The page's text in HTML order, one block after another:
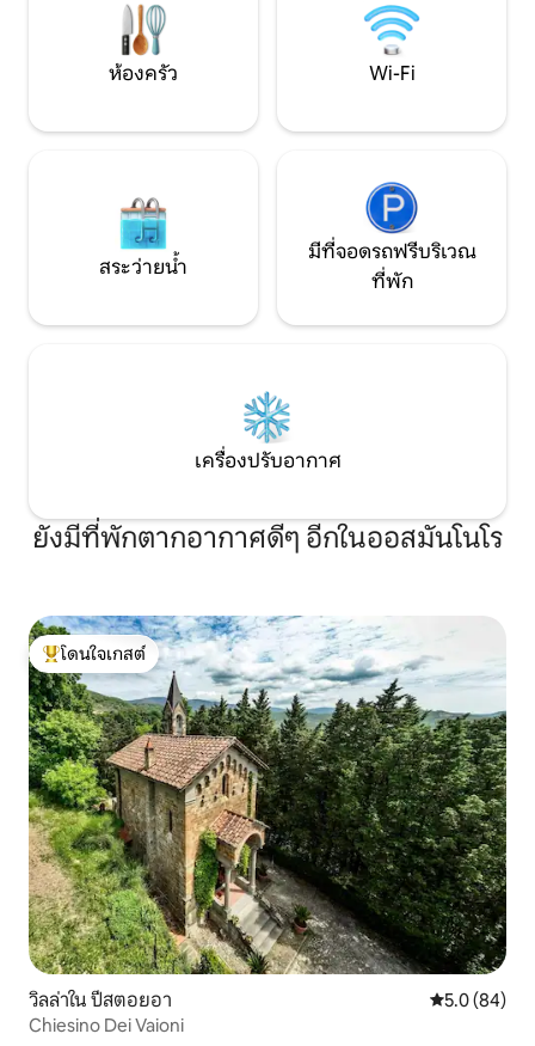
ด้วยรสนิยมที่พิเศษมากผสมผสานสไตล์ที่
แตกต่างกันในสถาปัตยกรรมและการ
ออกแบบ เป็นอพาร์ทเมนท์ 2 ชั้นที่ชั้น
สุดท้ายของอาคารกลางศตวรรษที่ 20 อยู่
ห้องนอน (ห้องสวีทและห้องนอนที่สอง)
อุตสาหกรรมที่แยกต่างหากในแก้วและ
เหล็กแบ่งออกจากห้องนอนคู่พร้อมระเบียง
และเตาผิง ห้องนอนที่สองมีตู้เสื้อผ้าขนาด
ใหญ่พร้อมกระจกโซฟาชั้นดีและเตียงแฝด
ผ่านบันไดหินอ่อนสีขาวที่สง่างามเรา
สามารถเข้าถึงห้องครัวบนดาดฟ้าใหม่ล่าสุด
เก่าแก่ของศูนย์ประวัติศาสตร์ อพาร์ทเมนท์
นี้สงวนไว้สำหรับผู้เข้าพักของเราโดยสิ้นเชิง
การเข้าถึงอพาร์ทเมนท์อยู่ริมบันไดหรือ
โดยลิฟต์ที่มีทางเข้าส่วนตัวไปยังชั้น ระเบียง
บันไดแต่เพียงผู้เดียวจากภายในอพาร์ทเม
นท์เท่านั้น ที่ชั้นเดียวกันในแฟลตที่แยกต่าง
หากอาศัยอยู่กับเจ้าของพร้อมที่จะช่วย
Geraldine เป็นอพาร์ทเมนท์ที่อยู่นอกศูนย์
ประวัติศาสตร์ ส่วนใหญ่เป็นย่านที่อยู่อาศัย
แต่มหาวิหาร Galleria dell'Accademia และ
Piazza San Marco อยู่ห่างออกไปโดยใช้
เวลาเดิน 15 นาที ร้านขายอาหารร้านอาหาร
และบาร์อยู่ใกล้ๆ ราคารวมจักรยาน 4 คัน
(ขนาดผู้ใหญ่) สำหรับผู้เข้าพักของเรา โปรด
ใช้ด้วยความระมัดระวังและล็อคที่พักให้
เรียบร้อยทุกครั้งที่คุณออกจากที่พักโดยไม่
ได้รับการดูแลขอบคุณ ในกรณีที่มีการ
โจรกรรมหรือความเสียหายอย่างรุนแรงอัน
เนื่องมาจากความประมาทเลินเล่อคุณจะได้
รับการร้องขอให้ชำระเงินมูลค่าของจักรยาน
เป็นจำนวน 160 EUR ขอบคุณ ที่เดิน:
ใจกลางเมืองใช้เวลาเดินเพียง 15 นาที โดย
รถประจำทาง: อยู่ห่างจากอาคารเพียงไม่กี่
ก้าวมีรถประจำทางไปยังใจกลางเมืองและ
สถานี
สงบ และประสบก
แท้จริง
ห้องครัว Wi-Fi
สระว่ายน้ำ
มีที่จอดรถฟรีบริเวณ
ที่พัก
เครื่องปรับอากาศ
ยังมีที่พักตากอากาศดีๆ อีกในออสมันโนโร
โดนใจเกสต์ที่สุด
โดนใจเกสต์
วิลล่าใน ปีสตอยอา คะแนนเฉลี่ย
5.0 (84)
Chiesino Dei Vaioni